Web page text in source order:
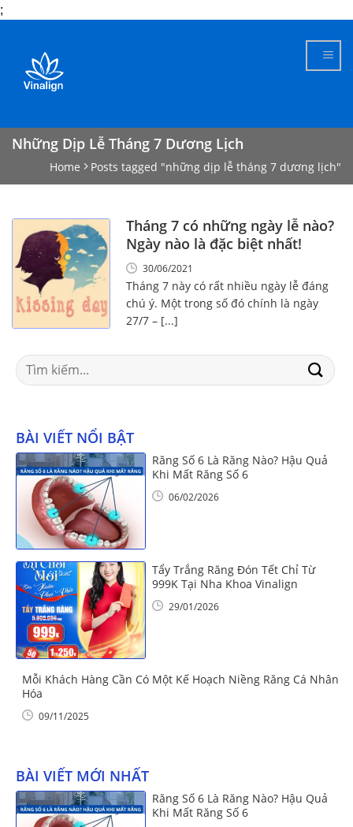
;
content
Những Dịp Lễ Tháng 7 Dương Lịch
Home Posts tagged "những dịp lễ tháng 7 dương lịch"
Tháng 7 có những ngày lễ nào?
Ngày nào là đặc biệt nhất!
30/06/2021
Tháng 7 này có rất nhiều ngày lễ đáng
chú ý. Một trong số đó chính là ngày
27/7 – [...]
Search
for:
BÀI VIẾT NỔI BẬT
Răng Số 6 Là Răng Nào? Hậu Quả
Khi Mất Răng Số 6
06/02/2026
Tẩy Trắng Răng Đón Tết Chỉ Từ
999K Tại Nha Khoa Vinalign
29/01/2026
Mỗi Khách Hàng Cần Có Một Kế Hoạch Niềng Răng Cá Nhân
Hóa
09/11/2025
BÀI VIẾT MỚI NHẤT
Răng Số 6 Là Răng Nào? Hậu Quả
Khi Mất Răng Số 6